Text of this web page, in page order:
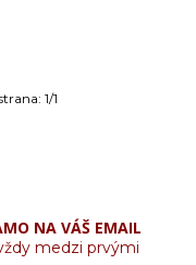
1/1
NA VÁŠ EMAIL
medzi prvými